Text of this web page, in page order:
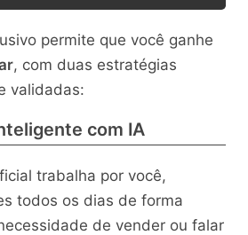
permite que você ganhe
, com duas estratégias
validadas:
com IA
trabalha por você,
todos os dias de forma
de vender ou falar